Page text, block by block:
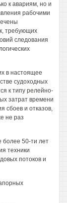
к авариям, но и
рабочими
требующих
следования
в настоящее
судоходных
к типу релейно-
затрат времени
сбоев и отказов,
не раз
более 50-ти лет
техники
потоков и